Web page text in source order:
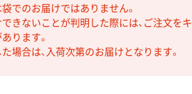
でのお届けではありません。
きないことが判明した際には、ご注文をキ
ります。
場合は、入荷次第のお届けとなります。